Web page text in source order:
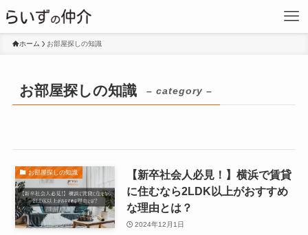
ホーム お部屋探しの知識
お部屋探しの知識 – category –
お部屋探しの知識
【新卒社会人必見！】横浜で賃貸
に住むなら2LDK以上がおすすめ
な理由とは？
2024年12月1日